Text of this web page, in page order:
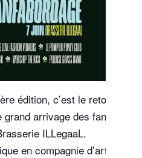
édition, c’est le retour de
grand arrivage des fanfares,
ILLegaaL.
en compagnie d’artistes